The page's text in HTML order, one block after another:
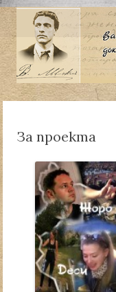
За проекта